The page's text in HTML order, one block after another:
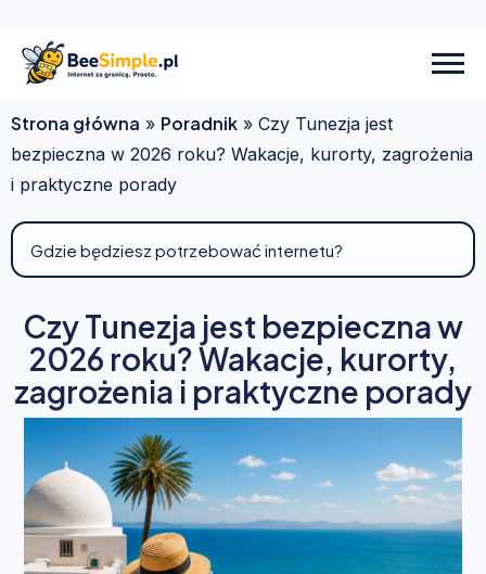
Strona główna » Poradnik » Czy Tunezja jest
bezpieczna w 2026 roku? Wakacje, kurorty, zagrożenia
i praktyczne porady
Czy Tunezja jest bezpieczna w
2026 roku? Wakacje, kurorty,
zagrożenia i praktyczne porady